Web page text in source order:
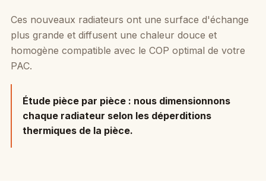
Ces nouveaux radiateurs ont une surface d'échange
plus grande et diffusent une chaleur douce et
homogène compatible avec le COP optimal de votre
PAC.
Étude pièce par pièce : nous dimensionnons
chaque radiateur selon les déperditions
thermiques de la pièce.